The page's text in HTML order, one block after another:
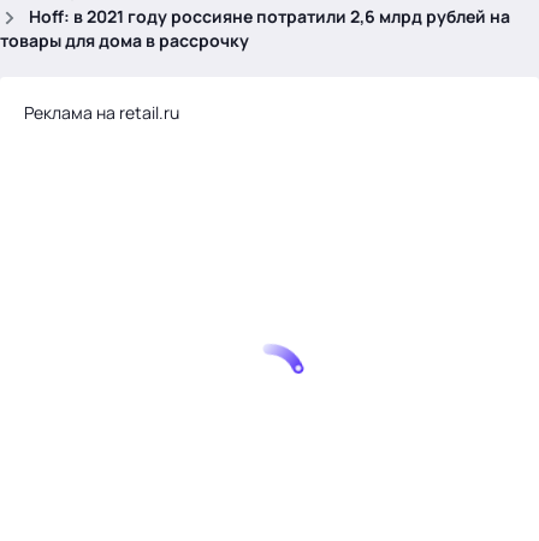
Hoff: в 2021 году россияне потратили 2,6 млрд рублей на
товары для дома в рассрочку
Реклама на retail.ru